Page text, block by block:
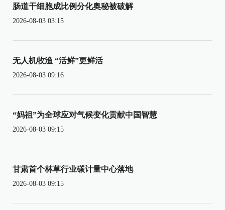
肠道干细胞成比例分化奥秘被破解
2026-08-03 03:15
无人机牧渔 “活鲜”更鲜活
2026-08-03 09:16
“妈祖”为全球应对气候变化贡献中国智慧
2026-08-03 09:15
甘肃首个林草行业碳计量中心落地
2026-08-03 09:15